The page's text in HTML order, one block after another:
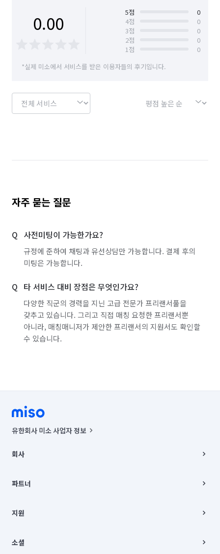
0.00 5점
0
4점
0
3점
0
2점
0
1점
0
*실제 미소에서 서비스를 받은 이용자들의 후기입니다.
자주 묻는 질문
사전미팅이 가능한가요?
규정에 준하여 채팅과 유선상담만 가능합니다. 결제 후의
미팅은 가능합니다.
타 서비스 대비 장점은 무엇인가요?
다양한 직군의 경력을 지닌 고급 전문가 프리랜서풀을
갖추고 있습니다. 그리고 직접 매칭 요청한 프리랜서뿐
아니라, 매칭매니저가 제안한 프리랜서의 지원서도 확인할
수 있습니다.
유한회사 미소 사업자 정보
00019 |
주소 | 본사: 서울특별시 종로구 율곡로 6(중학동, 트윈트리빌딩) B동 5층
컨택센터 : 서울특별시 종로구 수송동 율곡로 24, 7층, 8층 미소
상품, 상품정보, 거래에 관한 의무와 책임은 거래당사자에게 있습니다.
언론 보도 관련 문의:
© 유한회사 미소. Miso, Inc. All Rights Reserved.
회사
채용
파트너
이사
지원
이용약관
소셜